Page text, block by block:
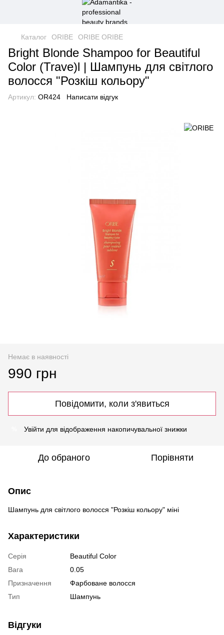
Каталог ORIBE ORIBE ORIBE
Bright Blonde Shampoo for Beautiful
Color (Trave)l | Шампунь для світлого
волосся "Розкіш кольору"
Артикул: OR424 Написати відгук
Немає в наявності
990 грн
Повідомити, коли з'явиться
Увійти для відображення накопичувальної знижки
До обраного Порівняти
Опис
Шампунь для світлого волосся "Розкіш кольору" міні
Характеристики
Серія
Beautiful Color
Вага
0.05
Призначення
Фарбоване волосся
Тип
Шампунь
Відгуки